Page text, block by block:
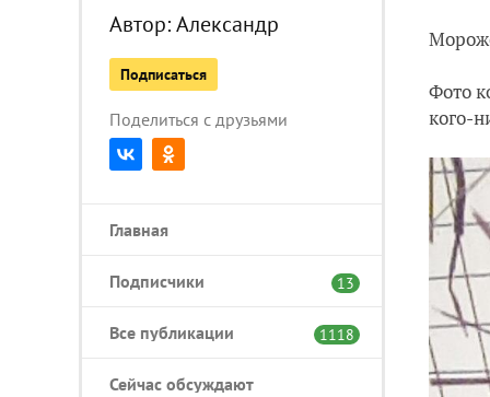
Автор:Александр
Подписаться
Поделиться с друзьями
Главная
Подписчики 13
Все публикации 1118
Сейчас обсуждают
Фото
кого-